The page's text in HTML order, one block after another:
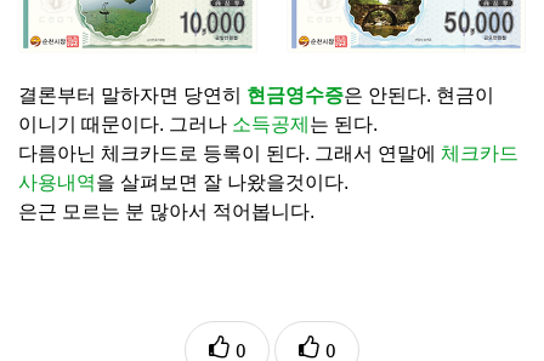
결론부터 말하자면 당연히 현금영수증은 안된다. 현금이
이니기 때문이다. 그러나 소득공제 는 된다.
다름아닌 체크카드로 등록이 된다. 그래서 연말에 체크카드
사용내역을 살펴보면 잘 나왔을것이다.
은근 모르는 분 많아서 적어봅니다.
0 0